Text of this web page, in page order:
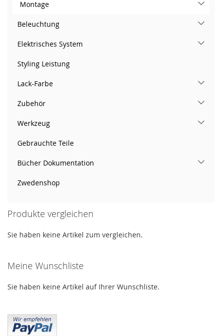
Montage
Beleuchtung
Elektrisches System
Styling Leistung
Lack-Farbe
Zubehör
Werkzeug
Gebrauchte Teile
Bücher Dokumentation
Zwedenshop
Produkte vergleichen
Sie haben keine Artikel zum vergleichen.
Meine Wunschliste
Sie haben keine Artikel auf Ihrer Wunschliste.